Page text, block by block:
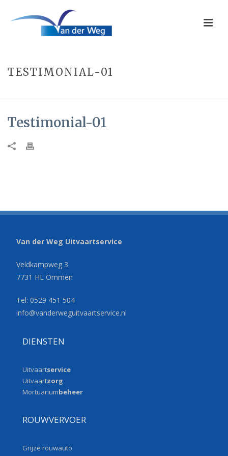
TESTIMONIAL-01
Testimonial-01
Van der Weg Uitvaartservice
Veldkampweg 3
7731 HL Ommen
Tel: 0529 451 504
info@vanderweguitvaartservice.nl
DIENSTEN
Uitvaartservice
Uitvaartzorg
Mortuariumbeheer
ROUWVERVOER
Grijze rouwauto